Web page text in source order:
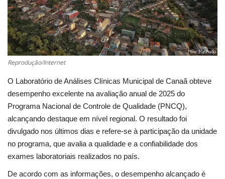
Oportunidade
Sua Cidade
Tempo
Saúde
Política
Trânsito
Segurança Pública
Reprodução/Internet
O Laboratório de Análises Clínicas Municipal de Canaã obteve
desempenho excelente na avaliação anual de 2025 do
Programa Nacional de Controle de Qualidade (PNCQ),
alcançando destaque em nível regional. O resultado foi
divulgado nos últimos dias e refere-se à participação da unidade
no programa, que avalia a qualidade e a confiabilidade dos
exames laboratoriais realizados no país.
De acordo com as informações, o desempenho alcançado é